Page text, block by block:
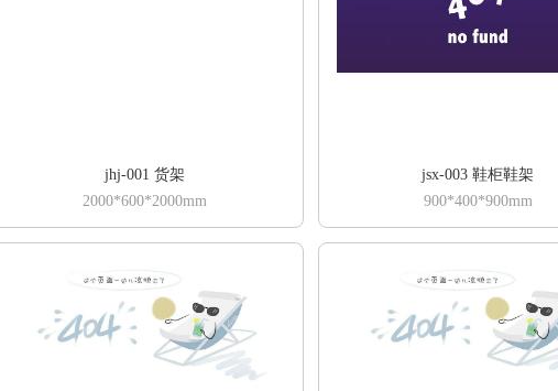
jhj-001 货架
2000*600*2000mm
jsx-003 鞋柜鞋架
900*400*900mm